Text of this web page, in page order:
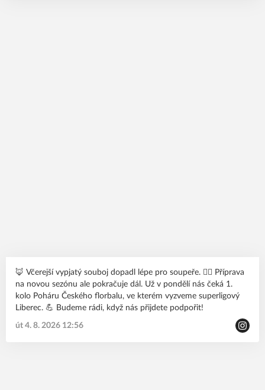
🦊 Včerejší vypjatý souboj dopadl lépe pro soupeře. 🙋‍♂️ Příprava
na novou sezónu ale pokračuje dál. Už v pondělí nás čeká 1.
kolo Poháru Českého florbalu, ve kterém vyzveme superligový
Liberec. 💪 Budeme rádi, když nás přijdete podpořit!
út 4. 8. 2026 12:56